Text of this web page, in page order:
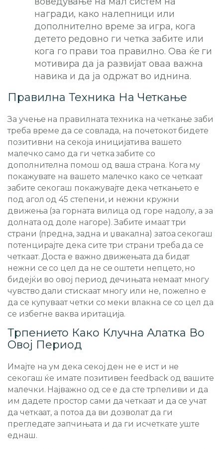
награди, како налепници или
дополнително време за игра, кога
детето редовно ги четка забите или
кога го прави тоа правилно. Ова ќе ги
мотивира да ја развијат оваа важна
навика и да ја одржат во иднина.
Правилна Техника На Четкање
За учење на правилната техника на четкање заби
треба време да се совлада, на почетокот бидете
позитивни на секоја иницијатива вашето
малечко само да ги четка забите со
дополнителна помош од ваша страна. Кога му
покажувате на вашето малечко како се четкаат
забите секогаш покажувајте дека четкањето е
под агол од 45 степени, и нежни кружни
движења (за горната вилица од горе надолу, а за
долната од доле нагоре). Забите имаат три
страни (предна, задна и џвакална) затоа секогаш
потенцирајте дека сите три страни треба да се
четкаат. Доста е важно движењата да бидат
нежни се со цел да не се оштети непцето, но
бидејќи во овој период дечињата немаат многу
чувство дали стискаат многу или не, пожелно е
да се купуваат четки со меки влакна се со цел да
се избегне ваква иритација.
Трпението Како Клучна Алатка Во
Овој Период
Имајте на ум дека секој ден не е ист и не
секогаш ќе имате позитивен feedback од вашите
малечки. Најважно од се е да сте трпеливи и да
им дадете простор сами да четкаат и да се учат
да четкаат, а потоа да ви дозволат да ги
прегледате запчињата и да ги исчеткате уште
еднаш.